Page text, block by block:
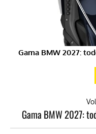
Gama BMW 2027:
Gama BMW 2027: